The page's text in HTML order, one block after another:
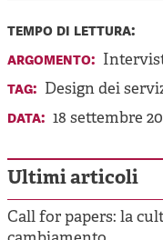
tempo di lettura:
argomento:
tag: Design dei
data: 18 settembre
Ultimi articoli
Call for papers: la